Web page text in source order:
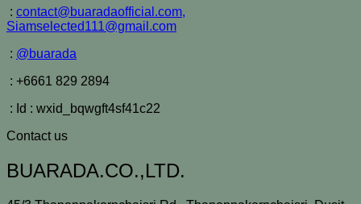
: contact@buaradaofficial.com,
Siamselected111@gmail.com
: @buarada
: +6661 829 2894
: Id : wxid_bqwgft4sf41c22
Contact us
BUARADA.CO.,LTD.